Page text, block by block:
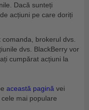
Dacă sunteți
acțiuni pe care doriți
brokerul dvs.
dvs. BlackBerry vor
cumpărat acțiuni la
această pagină vei
mai populare